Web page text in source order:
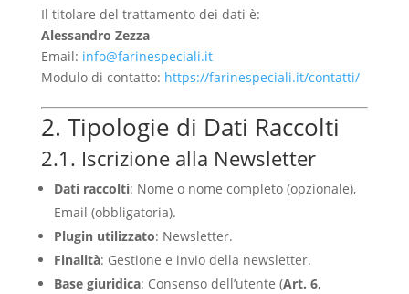
Il titolare del trattamento dei dati è:
Alessandro Zezza
Email: info@farinespeciali.it
Modulo di contatto: https://farinespeciali.it/contatti/
2. Tipologie di Dati Raccolti
2.1. Iscrizione alla Newsletter
Dati raccolti: Nome o nome completo (opzionale),
Email (obbligatoria).
Plugin utilizzato: Newsletter.
Finalità: Gestione e invio della newsletter.
Base giuridica: Consenso dell’utente (Art. 6,